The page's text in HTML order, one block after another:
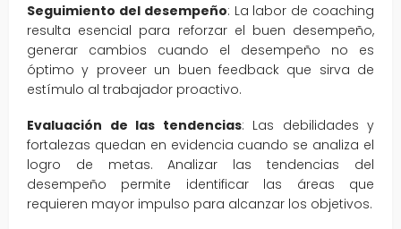
Seguimiento del desempeño: La labor de coaching
resulta esencial para reforzar el buen desempeño,
generar cambios cuando el desempeño no es
óptimo y proveer un buen feedback que sirva de
estímulo al trabajador proactivo.
Evaluación de las tendencias: Las debilidades y
fortalezas quedan en evidencia cuando se analiza el
logro de metas. Analizar las tendencias del
desempeño permite identificar las áreas que
requieren mayor impulso para alcanzar los objetivos.